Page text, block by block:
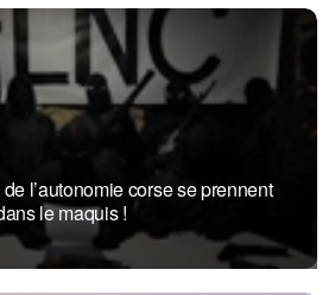
l’autonomie corse se prennent
le maquis !